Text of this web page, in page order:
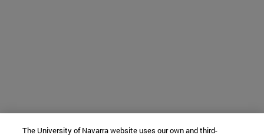
The University of Navarra website uses our own and third-